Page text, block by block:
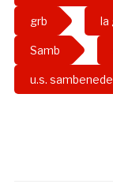
grb
Samb
u.s.